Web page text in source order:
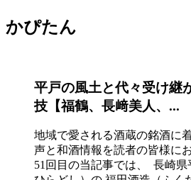
かぴたん
平戸の風土と代々受け継
技【福鶴、長﨑美人、...
地域で愛される酒蔵の銘酒に
声と和酒情報を読者の皆様に
51回目の当記事では、 長崎